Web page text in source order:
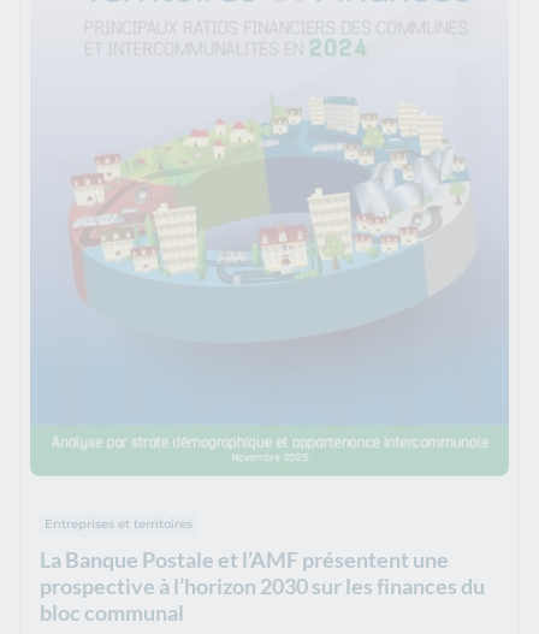
Entreprises et territoires
La Banque Postale et l’AMF présentent une
prospective à l’horizon 2030 sur les finances du
bloc communal